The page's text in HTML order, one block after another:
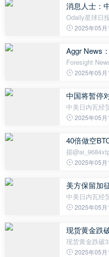
消息人士：
Odaily星球日
的关税水平将
2025年05月
Aggr News
Foresight
把对美商品的
2025年05月
中国将暂停
中美日内瓦经
会公告2025年
时保留对这些
2025年05月
40倍做空
据
单仓位从
2025年05月
美方保留加
中美日内瓦经
5月14日前采
税，其中，
2025年05月
现货黄金跌
现货黄金跌破
元。2025年05月